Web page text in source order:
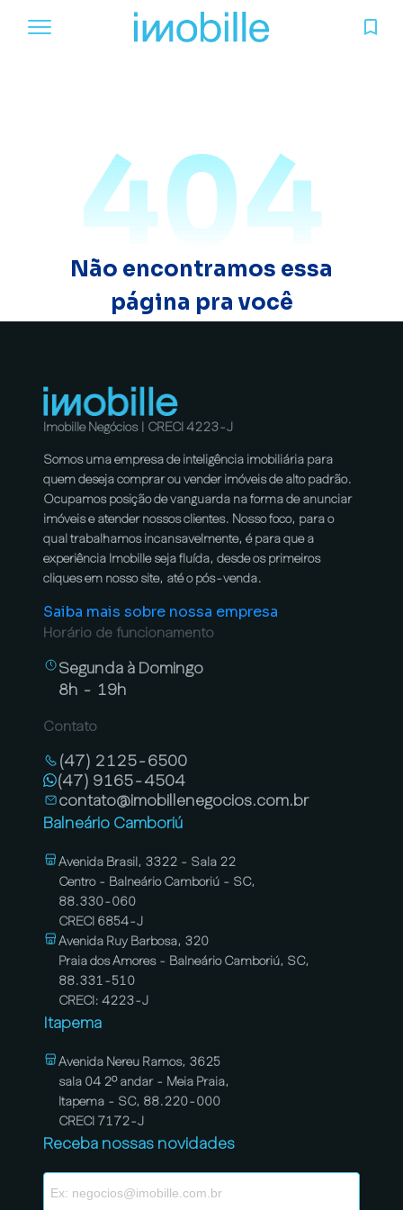
404
Não encontramos essa
página pra você
Imobille Negócios | CRECI 4223-J
Somos uma empresa de inteligência imobiliária para
quem deseja comprar ou vender imóveis de alto padrão.
Ocupamos posição de vanguarda na forma de anunciar
imóveis e atender nossos clientes. Nosso foco, para o
qual trabalhamos incansavelmente, é para que a
experiência Imobille seja fluída, desde os primeiros
cliques em nosso site, até o pós-venda.
Saiba mais sobre nossa empresa
Horário de funcionamento
Segunda à Domingo
8h - 19h
Contato
(47) 2125-6500
(47) 9165-4504
contato@imobillenegocios.com.br
Balneário Camboriú
Avenida Brasil, 3322 - Sala 22
Centro - Balneário Camboriú - SC,
88.330-060
CRECI 6854-J
Avenida Ruy Barbosa, 320
Praia dos Amores - Balneário Camboriú, SC,
88.331-510
CRECI: 4223-J
Itapema
Avenida Nereu Ramos, 3625
sala 04 2º andar - Meia Praia,
Itapema - SC, 88.220-000
CRECI 7172-J
Receba nossas novidades